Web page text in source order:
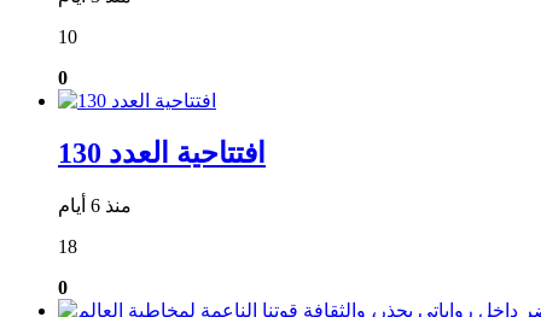
10
0
افتتاحية العدد 130
منذ 6 أيام
18
0